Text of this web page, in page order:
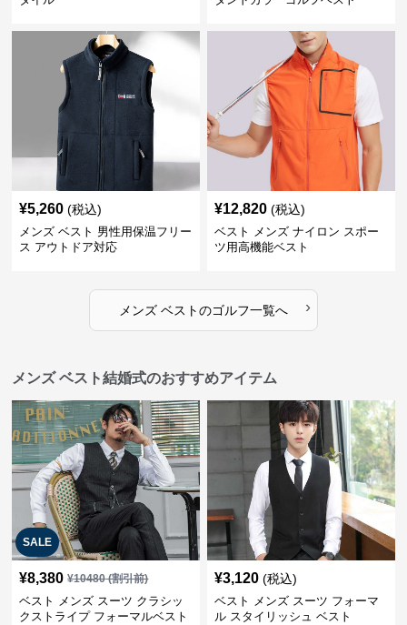
¥5,260 (税込)
メンズ ベスト 男性用保温フリー
ス アウトドア対応
¥12,820 (税込)
ベスト メンズ ナイロン スポー
ツ用高機能ベスト
メンズ ベストのゴルフ一覧へ ›
メンズ ベスト結婚式のおすすめアイテム
SALE
¥8,380 ¥10480(割引前)
ベスト メンズ スーツ クラシッ
クストライプ フォーマルベスト
¥3,120 (税込)
ベスト メンズ スーツ フォーマ
ル スタイリッシュ ベスト